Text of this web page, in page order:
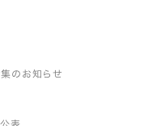
のお知らせ
表